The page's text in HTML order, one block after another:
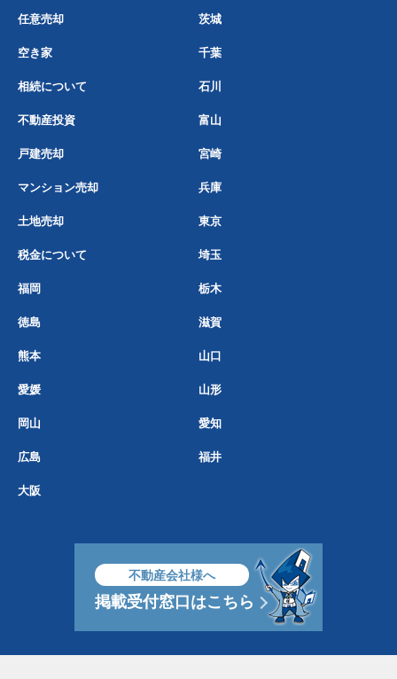
任意売却 茨城
空き家 千葉
相続について 石川
不動産投資 富山
戸建売却 宮崎
マンション売却 兵庫
土地売却 東京
税金について 埼玉
福岡 栃木
徳島 滋賀
熊本 山口
愛媛 山形
岡山 愛知
広島 福井
大阪
不動産会社様へ
掲載受付窓口はこちら